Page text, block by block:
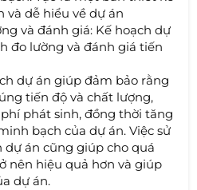
và dễ hiểu về dự án
và đánh giá: Kế hoạch dự
đo lường và đánh giá tiến
dự án giúp đảm bảo rằng
tiến độ và chất lượng,
phát sinh, đồng thời tăng
bạch của dự án. Việc sử
án cũng giúp cho quá
nên hiệu quả hơn và giúp
dự án.